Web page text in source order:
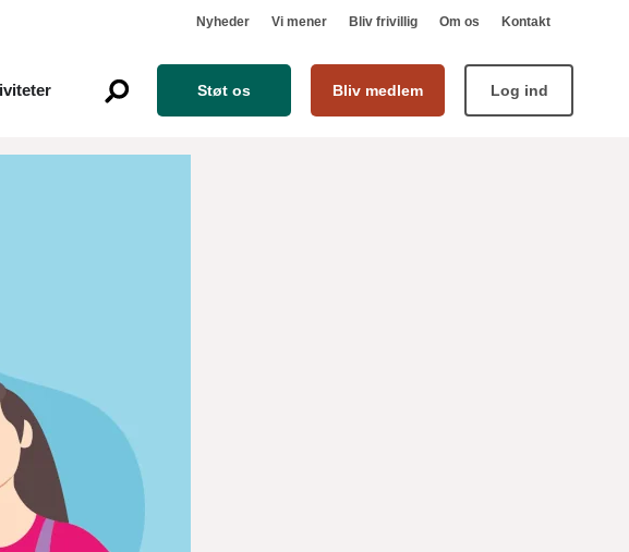
Nyheder Vi mener Bliv frivillig Om os Kontakt
Støt os Bliv medlem Log ind